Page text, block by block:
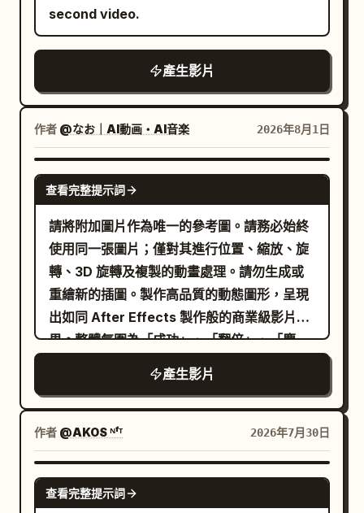
second video.
產生影片
作者 @なお｜AI動画・AI音楽 2026年8月1日
GEMINI-OMNI
查看完整提示詞
請將附加圖片作為唯一的參考圖。請務必始終
使用同一張圖片；僅對其進行位置、縮放、旋
轉、3D 旋轉及複製的動畫處理。請勿生成或
重繪新的插圖。製作高品質的動態圖形，呈現
出如同 After Effects 製作般的商業級影片效
果。整體氛圍為「成功」、「翻倍」、「慶
祝」與「喜悅」。背景明亮華麗，金光、紙
花、閃光、粒子以及慶祝特效在其中優美舞
動。整部影片傳遞出積極且振奮人心的氛圍。
影片開始時，附加圖片同步出現在螢幕中央。
圖片強勁地放大，並有節奏地重複「擴大 ->
縮小 -> 擴大」的動作。伴隨著彈跳動畫，金
光與閃光向四周擴散。 接著，圖片以中心為軸
產生影片
作者 @AKOS ᴺᶠᵀ 2026年7月30日
GROK IMAGINE
查看完整提示詞